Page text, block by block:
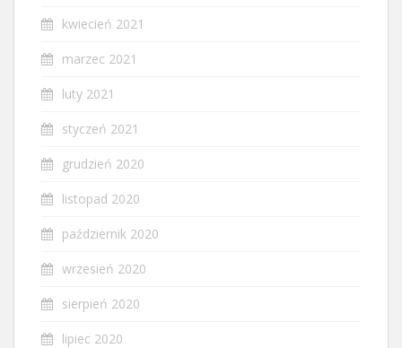
kwiecień 2021
marzec 2021
luty 2021
styczeń 2021
grudzień 2020
listopad 2020
październik 2020
wrzesień 2020
sierpień 2020
lipiec 2020